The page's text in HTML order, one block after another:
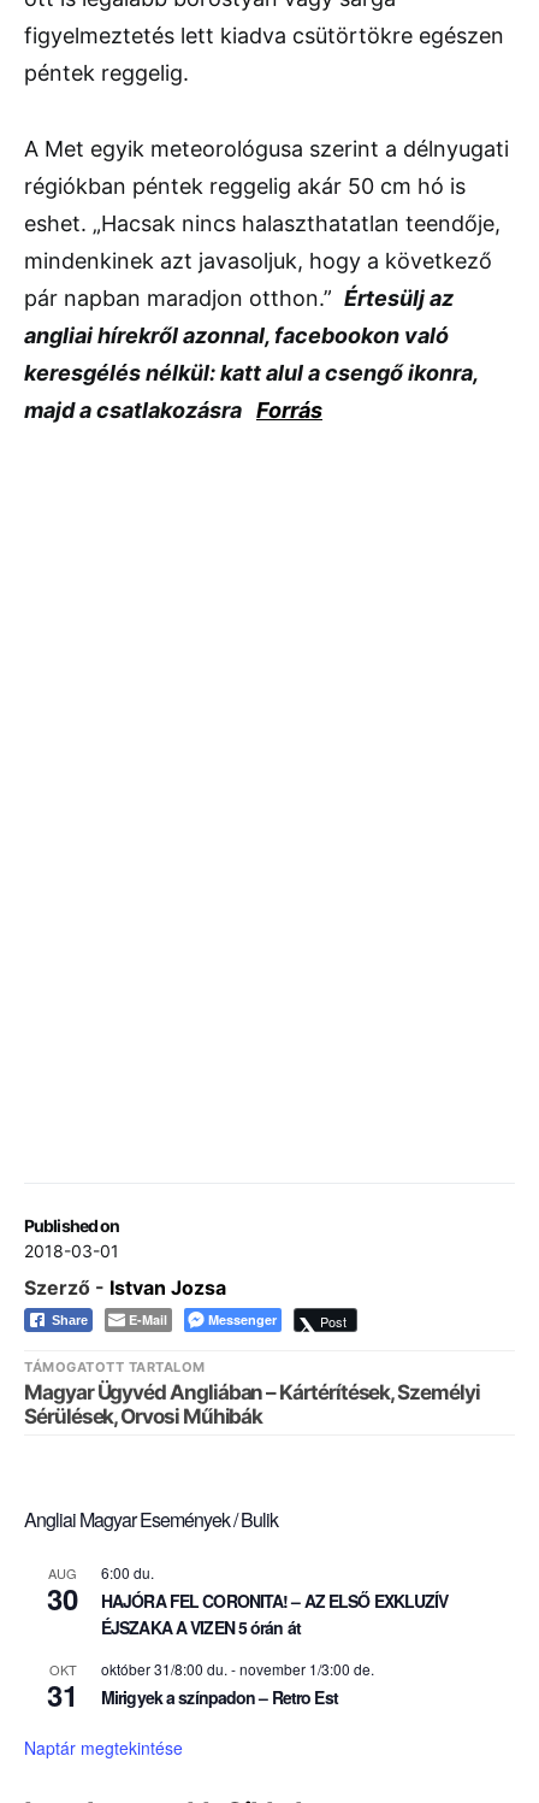
Published on
2018-03-01
figyelmeztetés lett kiadva csütörtökre egészen
péntek reggelig.
A Met egyik meteorológusa szerint a délnyugati
régiókban péntek reggelig akár 50 cm hó is
eshet. „Hacsak nincs halaszthatatlan teendője,
mindenkinek azt javasoljuk, hogy a következő
pár napban maradjon otthon.” Értesülj az
angliai hírekről azonnal, facebookon való
keresgélés nélkül: katt alul a csengő ikonra,
majd a csatlakozásra Forrás
Szerző - Istvan Jozsa
Share E-Mail Messenger Post
TÁMOGATOTT TARTALOM
Magyar Ügyvéd Angliában – Kártérítések, Személyi
Sérülések, Orvosi Műhibák
Angliai Magyar Események / Bulik
AUG
30
6:00 du.
HAJÓRA FEL CORONITA! – AZ ELSŐ EXKLUZÍV
ÉJSZAKA A VIZEN 5 órán át
OKT
31
október 31/8:00 du. -november 1/3:00 de.
Mirigyek a színpadon – Retro Est
Naptár megtekintése